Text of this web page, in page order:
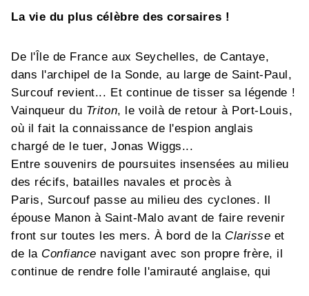
La vie du plus célèbre des corsaires !
De l'Île de France aux Seychelles, de Cantaye,
dans l'archipel de la Sonde, au large de Saint-Paul,
Surcouf revient... Et continue de tisser sa légende !
Vainqueur du Triton, le voilà de retour à Port-Louis,
où il fait la connaissance de l'espion anglais
chargé de le tuer, Jonas Wiggs...
Entre souvenirs de poursuites insensées au milieu
des récifs, batailles navales et procès à
Paris, Surcouf passe au milieu des cyclones. Il
épouse Manon à Saint-Malo avant de faire revenir
front sur toutes les mers. À bord de la Clarisse et
de la Confiance navigant avec son propre frère, il
continue de rendre folle l'amirauté anglaise, qui